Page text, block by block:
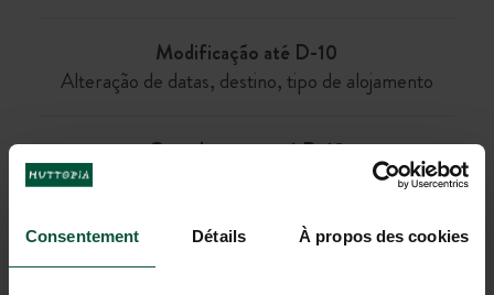
Consentement Détails À propos des cookies
Modificação até D-10
Alteração de datas, destino, tipo de alojamento
Cancelamento até D-10
Adiantamento 40%
no ato da reserva e saldo restante a D-30